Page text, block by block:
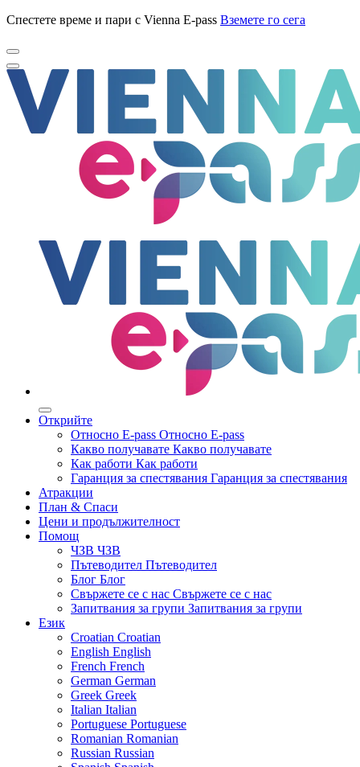
Спестете време и пари с Vienna E-pass Вземете го сега
Открийте
Относно E-pass Относно E-pass
Какво получавате Какво получавате
Как работи Как работи
Гаранция за спестявания Гаранция за спестявания
Атракции
План & Спаси
Цени и продължителност
Помощ
ЧЗВ ЧЗВ
Пътеводител Пътеводител
Блог Блог
Свържете се с нас Свържете се с нас
Запитвания за групи Запитвания за групи
Език
Croatian Croatian
English English
French French
German German
Greek Greek
Italian Italian
Portuguese Portuguese
Romanian Romanian
Russian Russian